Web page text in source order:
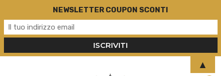
NEWSLETTER COUPON SCONTI
▲